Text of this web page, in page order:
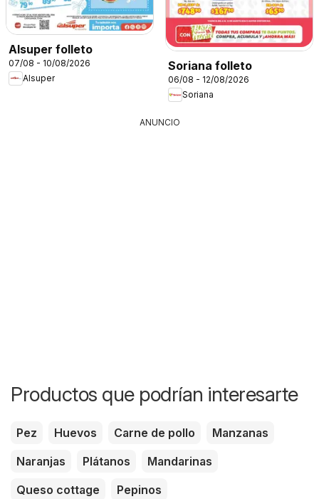
Alsuper folleto
07/08 - 10/08/2026
Alsuper
Soriana folleto
06/08 - 12/08/2026
Soriana
ANUNCIO
Productos que podrían interesarte
Pez Huevos Carne de pollo
Manzanas
Naranjas
Plátanos
Mandarinas
Queso cottage
Pepinos